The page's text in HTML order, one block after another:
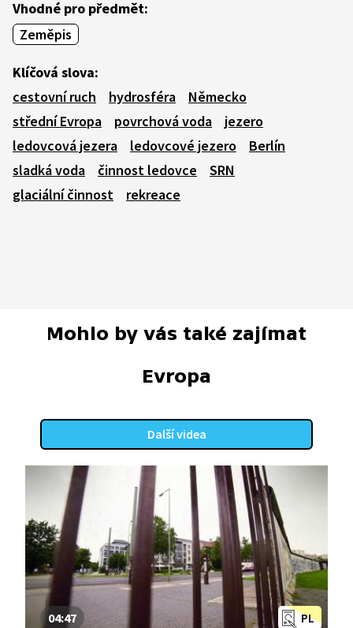
Vhodné pro předmět:
Zeměpis
Klíčová slova:
cestovní ruch
hydrosféra
Německo
střední Evropa
povrchová voda
jezero
ledovcová jezera
ledovcové jezero
Berlín
sladká voda
činnost ledovce
SRN
glaciální činnost
rekreace
Mohlo by vás také zajímat
Evropa
Další videa
PL
04:47